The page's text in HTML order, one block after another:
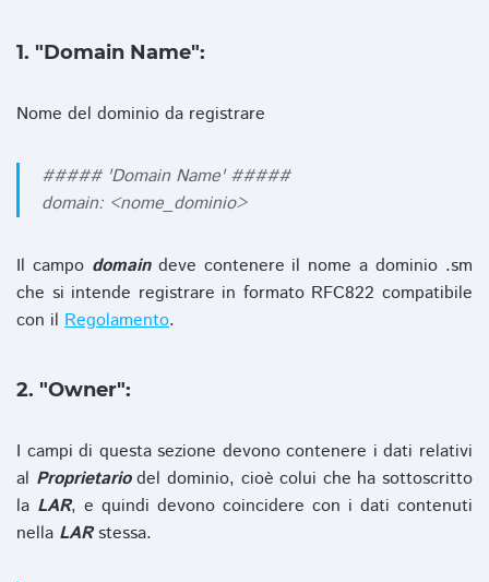
1. "Domain Name":
Nome del dominio da registrare
##### 'Domain Name' #####
domain: <nome_dominio>
Il campo domaindeve contenere il nome a dominio .sm
che si intende registrare in formato RFC822 compatibile
con il Regolamento.
2. "Owner":
I campi di questa sezione devono contenere i dati relativi
al Proprietariodel dominio, cioè colui che ha sottoscritto
la LAR, e quindi devono coincidere con i dati contenuti
nella LARstessa.